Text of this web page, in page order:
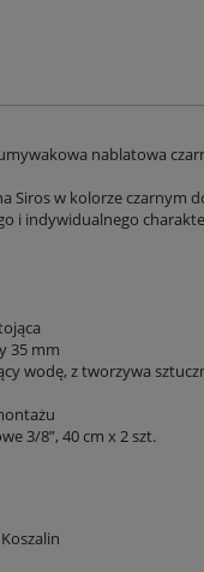
nablatowa
Siros w kolorze czarnym
i indywidualnego
35 mm
wodę, z tworzywa
3/8”, 40 cm x 2 szt.